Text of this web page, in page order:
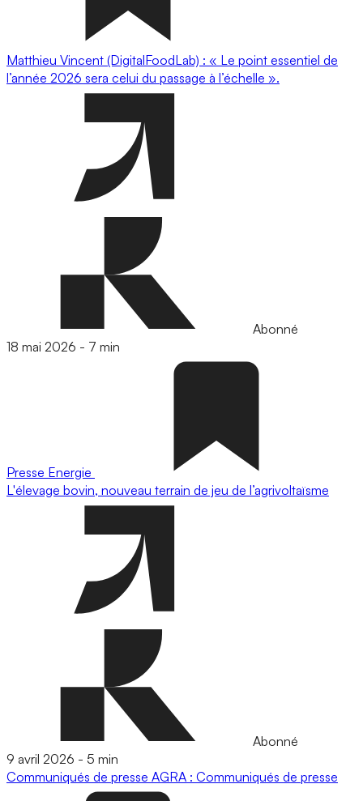
Matthieu Vincent (DigitalFoodLab) : « Le point essentiel de
l’année 2026 sera celui du passage à l’échelle ».
Abonné
18 mai 2026 - 7 min
Presse Energie
L'élevage bovin, nouveau terrain de jeu de l’agrivoltaïsme
Abonné
9 avril 2026 - 5 min
Communiqués de presse AGRA : Communiqués de presse